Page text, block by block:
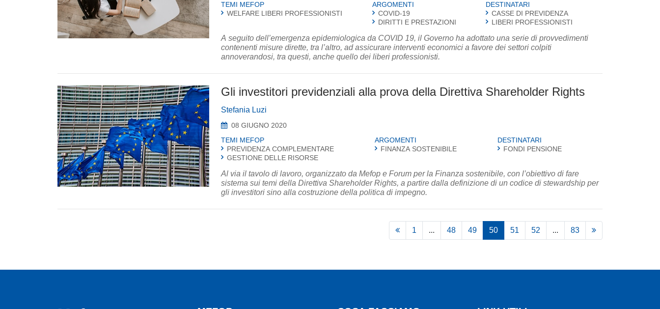
TEMI MEFOP
WELFARE LIBERI PROFESSIONISTI
ARGOMENTI
COVID-19
DIRITTI E PRESTAZIONI
DESTINATARI
CASSE DI PREVIDENZA
LIBERI PROFESSIONISTI
A seguito dell’emergenza epidemiologica da COVID 19, il Governo ha adottato una serie di provvedimenti
contenenti misure dirette, tra l’altro, ad assicurare interventi economici a favore dei settori colpiti
annoverandosi, tra questi, anche quello dei liberi professionisti.
Gli investitori previdenziali alla prova della Direttiva Shareholder Rights
Stefania Luzi
08 GIUGNO 2020
TEMI MEFOP
PREVIDENZA COMPLEMENTARE
GESTIONE DELLE RISORSE
ARGOMENTI
FINANZA SOSTENIBILE
DESTINATARI
FONDI PENSIONE
Al via il tavolo di lavoro, organizzato da Mefop e Forum per la Finanza sostenibile, con l’obiettivo di fare
sistema sui temi della Direttiva Shareholder Rights, a partire dalla definizione di un codice di stewardship per
gli investitori sino alla costruzione della politica di impegno.
1 ... 48 49 50 51 52 ... 83